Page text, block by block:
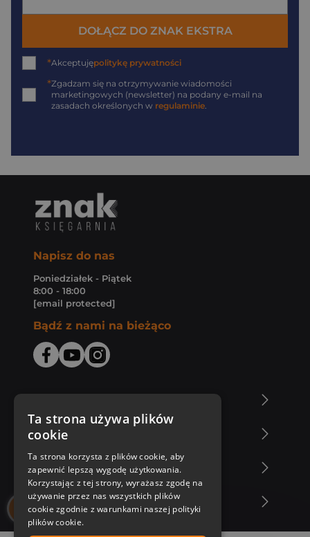
DOŁĄCZ DO ZNAK EKSTRA
*Akceptujępolitykę prywatności
*Zgadzam się na otrzymywanie wiadomości
marketingowych (newsletter) na podany e-mail na
zasadach określonych w regulaminie
Napisz do nas
Poniedziałek - Piątek
8:00 - 18:00
[email protected]
Bądź z nami na bieżąco
Zakupy u nas
Nasza oferta
Nasi autorzy
Ta strona używa plików
cookie
Ta strona korzysta z plików cookie, aby
zapewnić lepszą wygodę użytkowania.
Korzystając z tej strony, wyrażasz zgodę na
używanie przez nas wszystkich plików
cookie zgodnie z warunkami naszej polityki
plików cookie.